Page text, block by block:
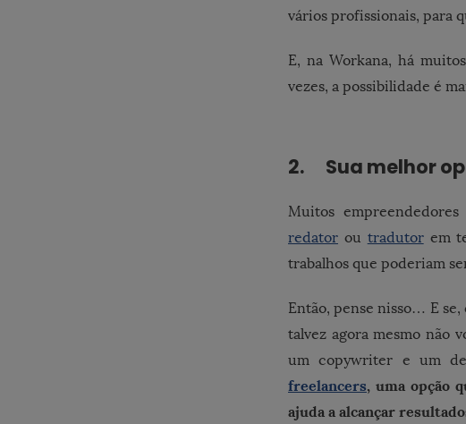
vários profissionais, para
E, na Workana, há
vezes, a possibilidade é
2. Sua melhor
Muitos
redator ou tradutorem
trabalhos que poderiam
Então, pense nisso… E
talvez agora mesmo não
um copywriter e um
freelancers, uma opção
ajuda a alcançar